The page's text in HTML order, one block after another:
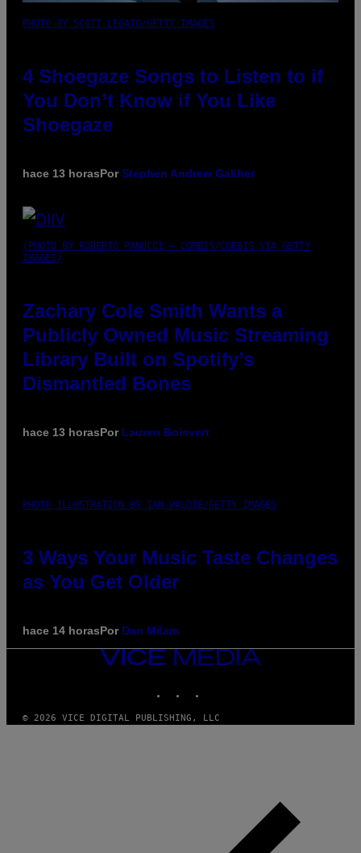
PHOTO BY SCOTT LEGATO/GETTY IMAGES
4 Shoegaze Songs to Listen to if
You Don’t Know if You Like
Shoegaze
hace 13 horasPorStephen Andrew Galiher
(PHOTO BY ROBERTO PANUCCI – CORBIS/CORBIS VIA GETTY
IMAGES)
Zachary Cole Smith Wants a
Publicly Owned Music Streaming
Library Built on Spotify’s
Dismantled Bones
hace 13 horasPor Lauren Boisvert
PHOTO ILLUSTRATION BY IAN WALDIE/GETTY IMAGES
3 Ways Your Music Taste Changes
as You Get Older
hace 14 horasPor Dan Milam
VICE
© 2026 VICE DIGITAL PUBLISHING, LLC